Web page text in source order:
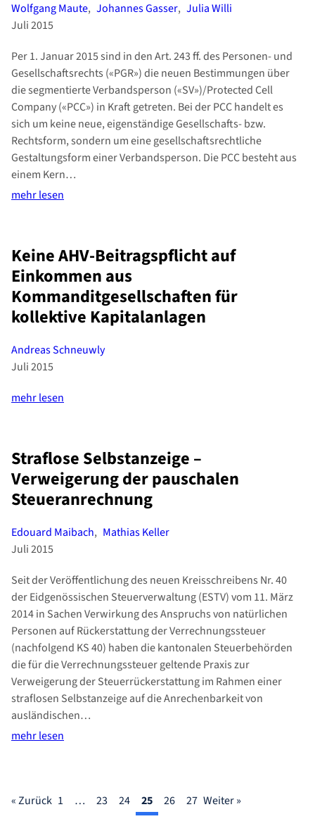
Wolfgang Maute, Johannes Gasser, Julia Willi
Juli 2015
Per 1. Januar 2015 sind in den Art. 243 ff. des Personen- und
Gesellschaftsrechts («PGR») die neuen Bestimmungen über
die segmentierte Verbandsperson («SV»)/Protected Cell
Company («PCC») in Kraft getreten. Bei der PCC handelt es
sich um keine neue, eigenständige Gesellschafts- bzw.
Rechtsform, sondern um eine gesellschaftsrechtliche
Gestaltungsform einer Verbandsperson. Die PCC besteht aus
einem Kern…
mehr lesen
Keine AHV-Beitragspflicht auf
Einkommen aus
Kommanditgesellschaften für
kollektive Kapitalanlagen
Andreas Schneuwly
Juli 2015
mehr lesen
Straflose Selbstanzeige –
Verweigerung der pauschalen
Steueranrechnung
Edouard Maibach, Mathias Keller
Juli 2015
Seit der Veröffentlichung des neuen Kreisschreibens Nr. 40
der Eidgenössischen Steuerverwaltung (ESTV) vom 11. März
2014 in Sachen Verwirkung des Anspruchs von natürlichen
Personen auf Rückerstattung der Verrechnungssteuer
(nachfolgend KS 40) haben die kantonalen Steuerbehörden
die für die Verrechnungssteuer geltende Praxis zur
Verweigerung der Steuerrückerstattung im Rahmen einer
straflosen Selbstanzeige auf die Anrechenbarkeit von
ausländischen…
mehr lesen
« Zurück 1 … 23 24 25 26 27 Weiter »